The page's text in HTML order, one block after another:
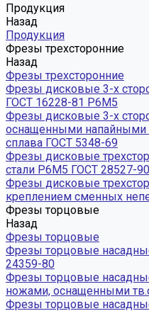
Продукция
Назад
Продукция
Фрезы трехсторонние
Назад
Фрезы трехсторонние
Фрезы дисковые 3-х
ГОСТ 16228-81 Р6М5
Фрезы дисковые 3-х
оснащенными напайными
сплава ГОСТ 5348-69
Фрезы дисковые
стали Р6М5 ГОСТ 28527-90
Фрезы дисковые
креплением сменных
Фрезы торцовые
Назад
Фрезы торцовые
Фрезы торцовые
24359-80
Фрезы торцовые
ножами, оснащенными
Фрезы торцовые